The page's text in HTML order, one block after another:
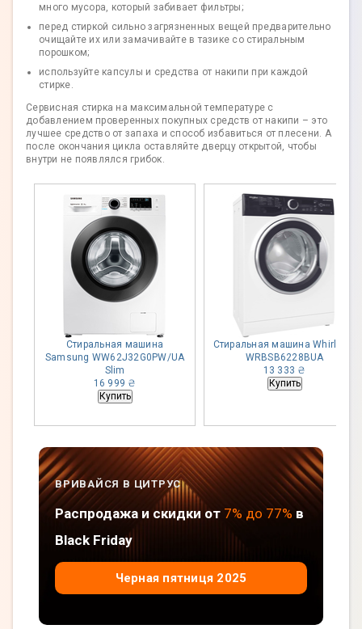
много мусора, который забивает фильтры;
перед стиркой сильно загрязненных вещей предварительно
очищайте их или замачивайте в тазике со стиральным
порошком;
используйте капсулы и средства от накипи при каждой
стирке.
Сервисная стирка на максимальной температуре с
добавлением проверенных покупных средств от накипи – это
лучшее средство от запаха и способ избавиться от плесени. А
после окончания цикла оставляйте дверцу открытой, чтобы
внутри не появлялся грибок.
Стиральная машина
Samsung WW62J32G0PW/UA
Slim
16 999 ₴
Купить
Стиральная машина Whirlpool
WRBSB6228BUA
13 333 ₴
Купить
ВРИВАЙСЯ В ЦИТРУС
Распродажа и скидки от 7% до 77% в
Black Friday
Черная пятниця 2025